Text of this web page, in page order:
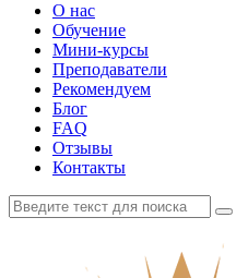
О нас
Обучение
Мини-курсы
Преподаватели
Рекомендуем
Блог
FAQ
Отзывы
Контакты